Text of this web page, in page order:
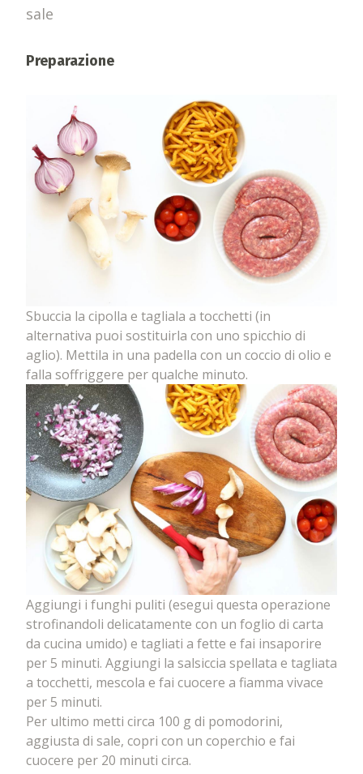
sale
Preparazione
Sbuccia la cipolla e tagliala a tocchetti (in
alternativa puoi sostituirla con uno spicchio di
aglio). Mettila in una padella con un coccio di olio e
falla soffriggere per qualche minuto.
Aggiungi i funghi puliti (esegui questa operazione
strofinandoli delicatamente con un foglio di carta
da cucina umido) e tagliati a fette e fai insaporire
per 5 minuti. Aggiungi la salsiccia spellata e tagliata
a tocchetti, mescola e fai cuocere a fiamma vivace
per 5 minuti.
Per ultimo metti circa 100 g di pomodorini,
aggiusta di sale, copri con un coperchio e fai
cuocere per 20 minuti circa.